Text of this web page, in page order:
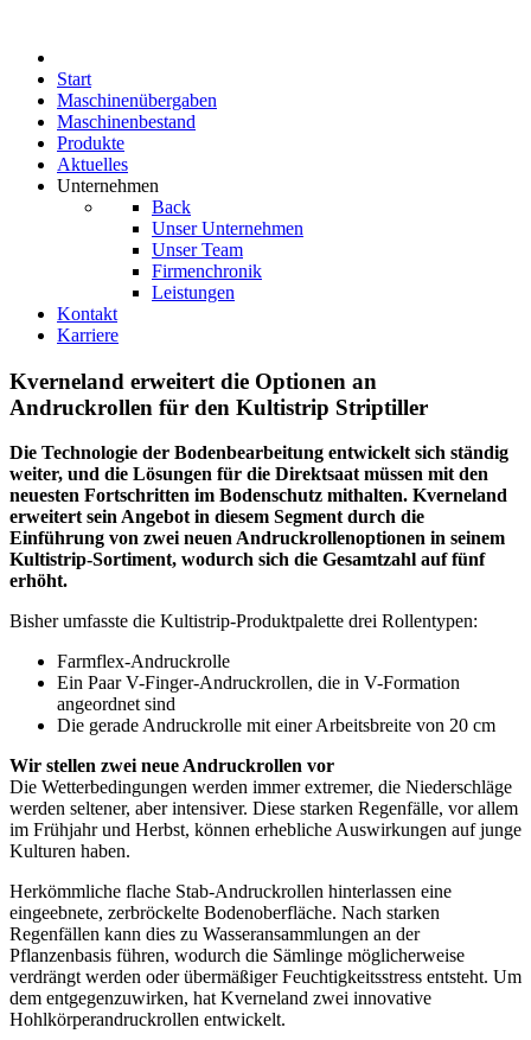
Start
Maschinenübergaben
Maschinenbestand
Produkte
Aktuelles
Unternehmen
Back
Unser Unternehmen
Unser Team
Firmenchronik
Leistungen
Kontakt
Karriere
Kverneland erweitert die Optionen an
Andruckrollen für den Kultistrip Striptiller
Die Technologie der Bodenbearbeitung entwickelt sich ständig
weiter, und die Lösungen für die Direktsaat müssen mit den
neuesten Fortschritten im Bodenschutz mithalten. Kverneland
erweitert sein Angebot in diesem Segment durch die
Einführung von zwei neuen Andruckrollenoptionen in seinem
Kultistrip-Sortiment, wodurch sich die Gesamtzahl auf fünf
erhöht.
Bisher umfasste die Kultistrip-Produktpalette drei Rollentypen:
Farmflex-Andruckrolle
Ein Paar V-Finger-Andruckrollen, die in V-Formation
angeordnet sind
Die gerade Andruckrolle mit einer Arbeitsbreite von 20 cm
Wir stellen zwei neue Andruckrollen vor
Die Wetterbedingungen werden immer extremer, die Niederschläge
werden seltener, aber intensiver. Diese starken Regenfälle, vor allem
im Frühjahr und Herbst, können erhebliche Auswirkungen auf junge
Kulturen haben.
Herkömmliche flache Stab-Andruckrollen hinterlassen eine
eingeebnete, zerbröckelte Bodenoberfläche. Nach starken
Regenfällen kann dies zu Wasseransammlungen an der
Pflanzenbasis führen, wodurch die Sämlinge möglicherweise
verdrängt werden oder übermäßiger Feuchtigkeitsstress entsteht. Um
dem entgegenzuwirken, hat Kverneland zwei innovative
Hohlkörperandruckrollen entwickelt.